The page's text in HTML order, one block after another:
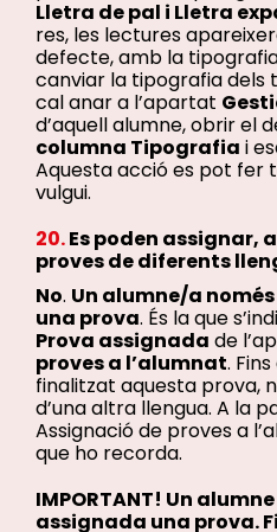
Lletra de pal i Lletra
res, les lectures
defecte, amb la
canviar la tipografia dels
cal anar a l’apartat
d’aquell alumne, obrir el
columna Tipografia i
Aquesta acció es pot fer
vulgui.
20.Es poden assignar,
proves de diferents
No. Un alumne/a
una prova. És la que
Prova assignada de
proves a l’alumnat.
finalitzat aquesta prova,
d’una altra llengua. A la
Assignació de proves a
que ho recorda.
IMPORTANT! Un
assignada una prova.